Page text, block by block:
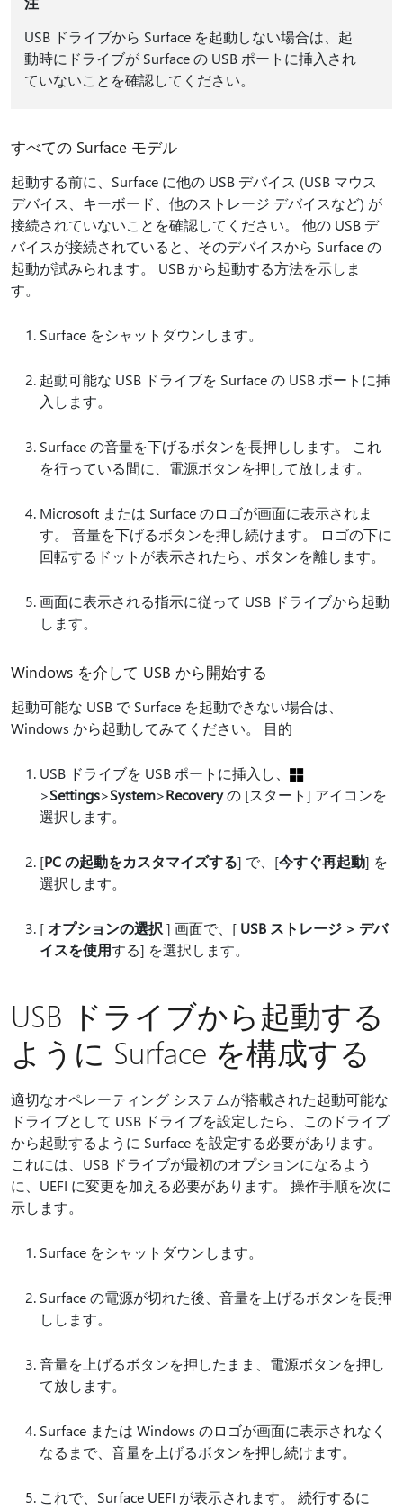
USB ドライブから Surface を起動しない場合は、起
動時にドライブが Surface の USB ポートに挿入され
ていないことを確認してください。
すべての Surface モデル
起動する前に、Surface に他の USB デバイス (USB マウス
デバイス、キーボード、他のストレージ デバイスなど) が
接続されていないことを確認してください。 他の USB デ
バイスが接続されていると、そのデバイスから Surface の
起動が試みられます。 USB から起動する方法を示しま
す。
Surface をシャットダウンします。
起動可能な USB ドライブを Surface の USB ポートに挿
入します。
Surface の音量を下げるボタンを長押しします。 これ
を行っている間に、電源ボタンを押して放します。
Microsoft または Surface のロゴが画面に表示されま
す。 音量を下げるボタンを押し続けます。 ロゴの下に
回転するドットが表示されたら、ボタンを離します。
画面に表示される指示に従って USB ドライブから起動
します。
Windows を介して USB から開始する
起動可能な USB で Surface を起動できない場合は、
Windows から起動してみてください。 目的
USB ドライブを USB ポートに挿入し、
>Settings>System>Recoveryの [スタート] アイコンを
選択します。
[PC の起動をカスタマイズする] で、[今すぐ再起動] を
選択します。
[ オプションの選択 ] 画面で、[ USB ストレージ > デバ
イスを使用する] を選択します。
USB ドライブから起動する
ように Surface を構成する
適切なオペレーティング システムが搭載された起動可能な
ドライブとして USB ドライブを設定したら、このドライブ
から起動するように Surface を設定する必要があります。
これには、USB ドライブが最初のオプションになるよう
に、UEFI に変更を加える必要があります。 操作手順を次に
示します。
Surface をシャットダウンします。
Surface の電源が切れた後、音量を上げるボタンを長押
しします。
音量を上げるボタンを押したまま、電源ボタンを押し
て放します。
Surface または Windows のロゴが画面に表示されなく
なるまで、音量を上げるボタンを押し続けます。
これで、Surface UEFI が表示されます。 続行するに